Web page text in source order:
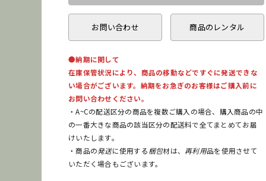
お問い合わせ 商品のレンタル
●納期に関して
在庫保管状況により、商品の移動などですぐに発送できな
い場合がございます。納期をお急ぎのお客様はご購入前に
お問い合わせください。
・A~Cの配送区分の商品を複数ご購入の場合、購入商品の中
の一番大きな商品の該当区分の配送料で全てまとめてお届
けいたします。
・商品の発送に使用する梱包材は、 再利用品を使用させて
いただく場合もございます。